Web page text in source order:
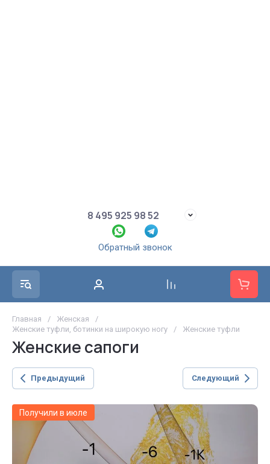
8 495 925 98 52
Обратный звонок
Главная / Женская
/
Женские туфли, ботинки на широкую ногу
/ Женские туфли
Женские сапоги
Предыдущий Следующий
Получили в июле